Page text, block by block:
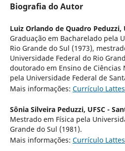
Biografia do Autor
Luiz Orlando de Quadro Peduzzi,
Graduação em Bacharelado pela
Rio Grande do Sul (1973),
Universidade Federal do Rio
doutorado em Ensino de Ciências
pela Universidade Federal de
Mais informações: Currículo
Sônia Silveira Peduzzi, UFSC -
Mestrado em Física pela
Grande do Sul (1981).
Mais informações: Currículo